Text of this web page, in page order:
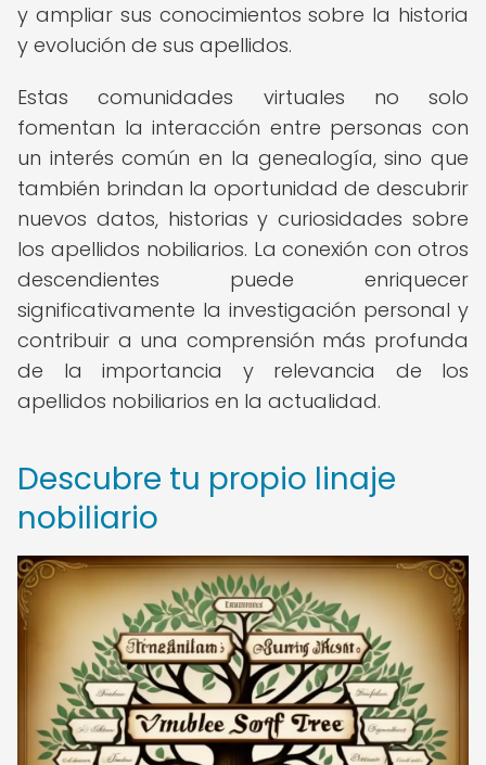
y ampliar sus conocimientos sobre la historia
y evolución de sus apellidos.
Estas comunidades virtuales no solo
fomentan la interacción entre personas con
un interés común en la genealogía, sino que
también brindan la oportunidad de descubrir
nuevos datos, historias y curiosidades sobre
los apellidos nobiliarios. La conexión con otros
descendientes puede enriquecer
significativamente la investigación personal y
contribuir a una comprensión más profunda
de la importancia y relevancia de los
apellidos nobiliarios en la actualidad.
Descubre tu propio linaje
nobiliario